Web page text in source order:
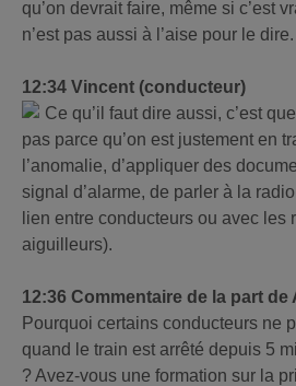
qu’on devrait faire, même si c’est
n’est pas aussi à l’aise pour le dire.
12:34 Vincent (conducteur)
Ce qu’il faut dire aussi, c’est
pas parce qu’on est justement en
l’anomalie, d’appliquer des
signal d’alarme, de parler à la
lien entre conducteurs ou avec les
aiguilleurs).
12:36 Commentaire de la part de
Pourquoi certains conducteurs ne
quand le train est arrêté depuis 5
? Avez-vous une formation sur la